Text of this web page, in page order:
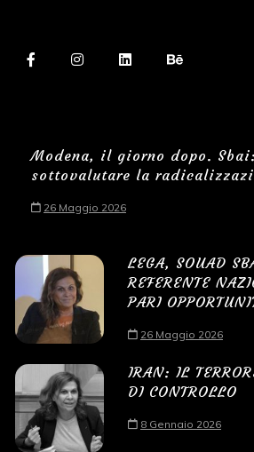
Modena, il giorno dopo.
sottovalutare la
26 Maggio 2026
LEGA, SOUAD
REFERENTE
PARI
26 Maggio 2026
IRAN: IL
DI CONTROLLO
8 Gennaio 2026